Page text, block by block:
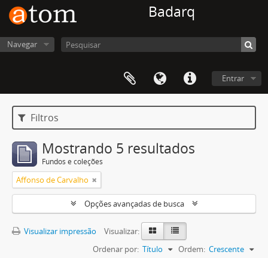
Badarq
Navegar
Entrar
Filtros
Mostrando 5 resultados
Fundos e coleções
Affonso de Carvalho
Opções avançadas de busca
Visualizar impressão
Visualizar:
Ordenar por: Título Ordem: Crescente